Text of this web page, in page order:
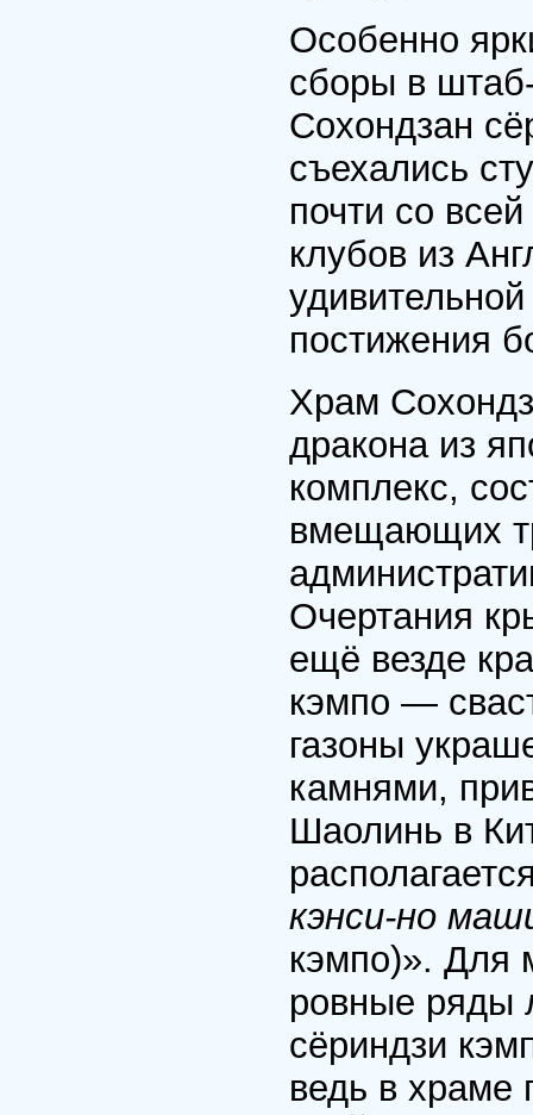
Особенно
сборы в
Сохондзан
съехались
почти со
клубов из
постижения
Храм
дракона из
комплекс,
вмещающих
Очертания
ещё везде
кэмпо —
газоны
камнями,
Шаолинь в
кэнси-но
кэмпо)». Для
ровные ряды
сёриндзи
ведь в храме